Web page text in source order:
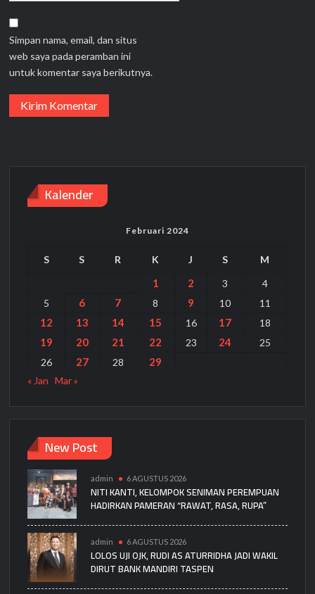
Simpan nama, email, dan situs
web saya pada peramban ini
untuk komentar saya berikutnya.
Kalender
Februari 2024
S S R K J S M
1 2 3
4
5
6 7 8 9 10 11
12 13 14 15 16 17 18
19 20 21 22 23 24
25
26
27 28 29
« Jan Mar »
New Post
admin 6 AGUSTUS 2026
NITI KANTI, KELOMPOK SENIMAN PEREMPUAN
HADIRKAN PAMERAN “RAWAT, RASA, RUPA”
admin 6 AGUSTUS 2026
LOLOS UJI OJK, RUDI AS ATURRIDHA JADI WAKIL
DIRUT BANK MANDIRI TASPEN